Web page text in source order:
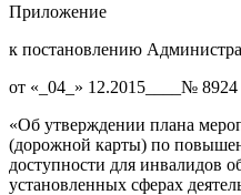
Приложение
к постановлению
от «_04_» 12.2015____№ 8924
«Об утверждении плана
(дорожной карты) по
доступности для инвалидов
установленных сферах